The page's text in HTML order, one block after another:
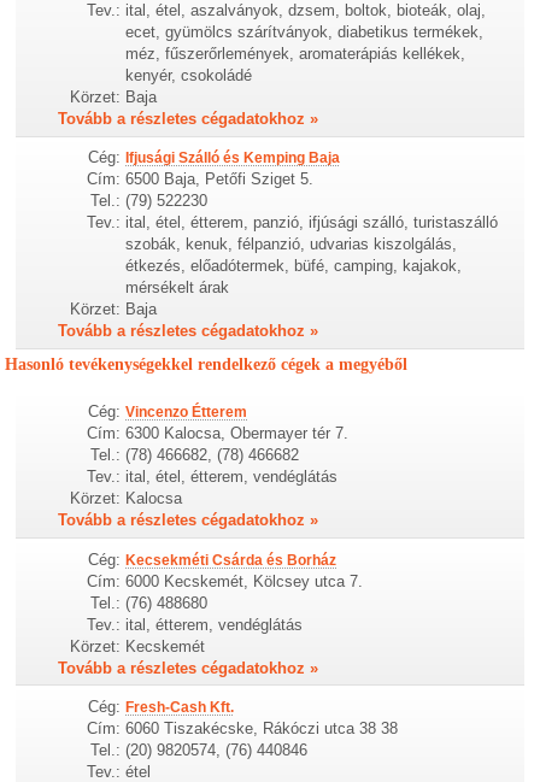
Tev.: ital, étel, aszalványok, dzsem, boltok, bioteák, olaj,
ecet, gyümölcs szárítványok, diabetikus termékek,
méz, fűszerőrlemények, aromaterápiás kellékek,
kenyér, csokoládé
Körzet: Baja
Tovább a részletes cégadatokhoz »
Cég: Ifjusági Szálló és Kemping Baja
Cím: 6500 Baja, Petőfi Sziget 5.
Tel.: (79) 522230
Tev.: ital, étel, étterem, panzió, ifjúsági szálló, turistaszálló
szobák, kenuk, félpanzió, udvarias kiszolgálás,
étkezés, előadótermek, büfé, camping, kajakok,
mérsékelt árak
Körzet: Baja
Tovább a részletes cégadatokhoz »
Hasonló tevékenységekkel rendelkező cégek a megyéből
Cég: Vincenzo Étterem
Cím: 6300 Kalocsa, Obermayer tér 7.
Tel.: (78) 466682, (78) 466682
Tev.: ital, étel, étterem, vendéglátás
Körzet: Kalocsa
Tovább a részletes cégadatokhoz »
Cég: Kecsekméti Csárda és Borház
Cím: 6000 Kecskemét, Kölcsey utca 7.
Tel.: (76) 488680
Tev.: ital, étterem, vendéglátás
Körzet: Kecskemét
Tovább a részletes cégadatokhoz »
Cég: Fresh-Cash Kft.
Cím: 6060 Tiszakécske, Rákóczi utca 38 38
Tel.: (20) 9820574, (76) 440846
Tev.: étel